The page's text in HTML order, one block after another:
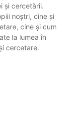
și cercetării.
noștri, cine și
cine și cum
la lumea în
cercetare.